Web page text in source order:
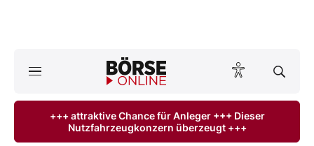
ktuelle Ausgabe BÖRSE ONLINE lesen
+++ attraktive Chance für Anleger +++ Dieser
Nutzfahrzeugkonzern überzeugt +++